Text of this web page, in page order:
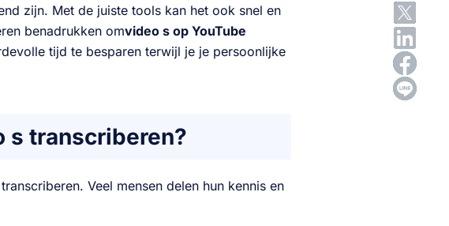
zijn. Met de juiste tools kan het ook snel en
benadrukken omvideo s op YouTube
tijd te besparen terwijl je je persoonlijke
s transcriberen?
Veel mensen delen hun kennis en